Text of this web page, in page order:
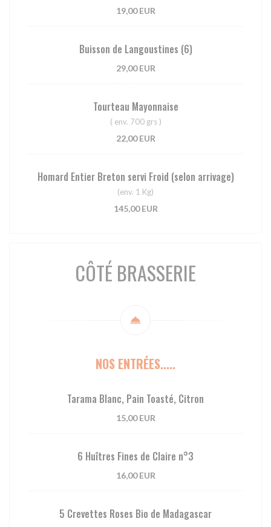
19,00 EUR
Buisson de Langoustines (6)
29,00 EUR
Tourteau Mayonnaise
( env. 700 grs )
22,00 EUR
Homard Entier Breton servi Froid (selon arrivage)
(env. 1 Kg)
145,00 EUR
CÔTÉ BRASSERIE
NOS ENTRÉES.....
Tarama Blanc, Pain Toasté, Citron
15,00 EUR
6 Huîtres Fines de Claire n°3
16,00 EUR
5 Crevettes Roses Bio de Madagascar